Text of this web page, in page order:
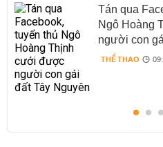
Tán qua
Ngô Hoàng
người con
THỂ THAO